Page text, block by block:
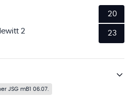
2
20
23
JSG mB1 06.07.